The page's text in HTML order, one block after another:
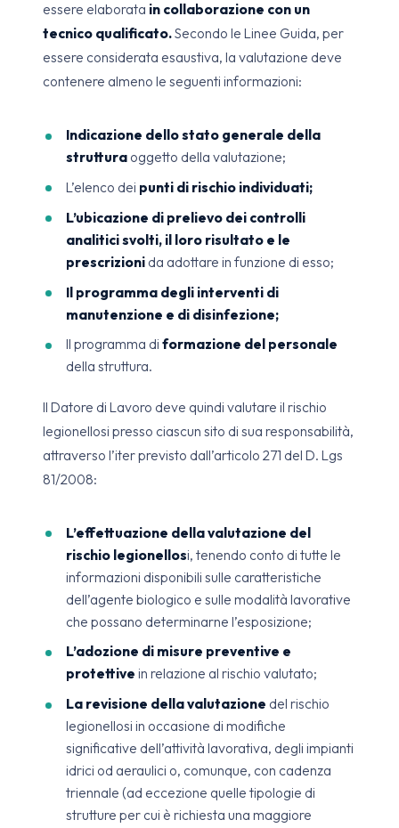
essere elaborata in collaborazione con un
tecnico qualificato.Secondo le Linee Guida, per
essere considerata esaustiva, la valutazione deve
contenere almeno le seguenti informazioni:
Indicazione dello stato generale della
strutturaoggetto della valutazione;
L’elenco dei punti di rischio individuati;
L’ubicazione di prelievo dei controlli
analitici svolti, il loro risultato e le
prescrizionida adottare in funzione di esso;
Il programma degli interventi di
manutenzione e di disinfezione;
Il programma di formazione del personale
della struttura.
Il Datore di Lavoro deve quindi valutare il rischio
legionellosi presso ciascun sito di sua responsabilità,
attraverso l’iter previsto dall’articolo 271 del D. Lgs
81/2008:
L’effettuazione della valutazione del
rischio legionellosi, tenendo conto di tutte le
informazioni disponibili sulle caratteristiche
dell’agente biologico e sulle modalità lavorative
che possano determinarne l’esposizione;
L’adozione di misure preventive e
protettive in relazione al rischio valutato;
La revisione della valutazione del rischio
legionellosi in occasione di modifiche
significative dell’attività lavorativa, degli impianti
idrici od aeraulici o, comunque, con cadenza
triennale (ad eccezione quelle tipologie di
strutture per cui è richiesta una maggiore